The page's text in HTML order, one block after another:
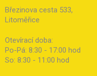
Březinova cesta 533,
Litoměřice
Otevírací doba:
Po-Pá: 8:30 - 17:00 hod
So: 8:30 - 11:00 hod